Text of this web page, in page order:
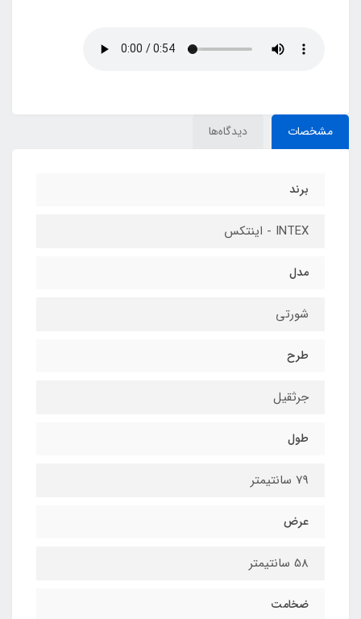
مشخصات دیدگاه‌ها
برند
INTEX - اینتکس
مدل
شورتی
طرح
جرثقیل
طول
79 سانتیمتر
عرض
58 سانتیمتر
ضخامت